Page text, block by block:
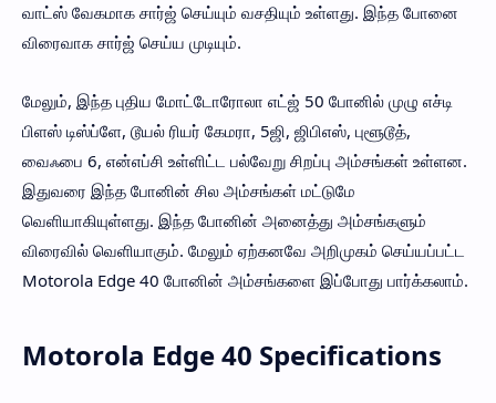
வாட்ஸ் வேகமாக சார்ஜ் செய்யும் வசதியும் உள்ளது. இந்த போனை
விரைவாக சார்ஜ் செய்ய முடியும்.
மேலும், இந்த புதிய மோட்டோரோலா எட்ஜ் 50 போனில் முழு எச்டி
பிளஸ் டிஸ்ப்ளே, டூயல் ரியர் கேமரா, 5ஜி, ஜிபிஎஸ், புளூடூத்,
வைஃபை 6, என்எப்சி உள்ளிட்ட பல்வேறு சிறப்பு அம்சங்கள் உள்ளன.
இதுவரை இந்த போனின் சில அம்சங்கள் மட்டுமே
வெளியாகியுள்ளது. இந்த போனின் அனைத்து அம்சங்களும்
விரைவில் வெளியாகும். மேலும் ஏற்கனவே அறிமுகம் செய்யப்பட்ட
Motorola Edge 40 போனின் அம்சங்களை இப்போது பார்க்கலாம்.
Motorola Edge 40 Specifications